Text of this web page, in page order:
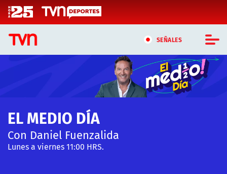
Click acá para ir directamente al contenido
SEÑALES
CASTING MASTERCHEF CHILE
CASTING TVN VERTICAL
TVN VERTICAL
TVN PLAY
EL MEDIO DÍA
Con Daniel Fuenzalida
Lunes a viernes 11:00 HRS.